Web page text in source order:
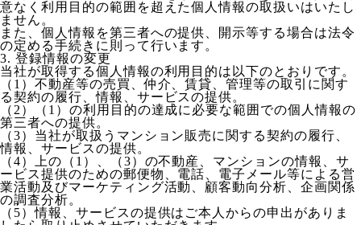
意なく利用目的の範囲を超えた個人情報の取扱いはいたし
ません。
また、個人情報を第三者への提供、開示等する場合は法令
の定める手続きに則って行います。
3. 登録情報の変更
当社が取得する個人情報の利用目的は以下のとおりです。
（1）不動産等の売買、仲介、賃貸、管理等の取引に関す
る契約の履行、情報、サービスの提供。
（2）（1）の利用目的の達成に必要な範囲での個人情報の
第三者への提供。
（3）当社が取扱うマンション販売に関する契約の履行、
情報、サービスの提供。
（4）上の（1）、（3）の不動産、マンションの情報、サ
ービス提供のための郵便物、電話、電子メール等による営
業活動及びマーケティング活動、顧客動向分析、企画関係
の調査分析。
（5）情報、サービスの提供はご本人からの申出がありま